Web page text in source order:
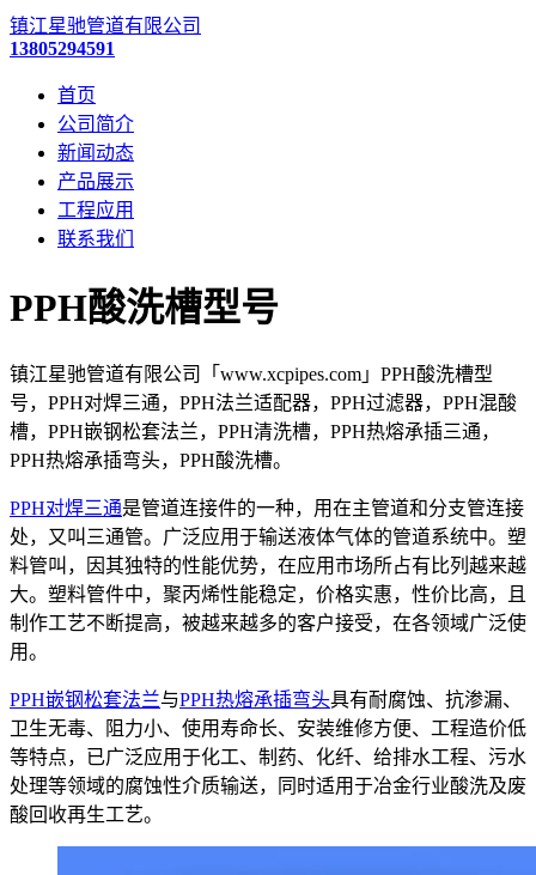
镇江星驰管道有限公司
13805294591
首页
公司简介
新闻动态
产品展示
工程应用
联系我们
PPH酸洗槽型号
镇江星驰管道有限公司「www.xcpipes.com」PPH酸洗槽型
号，PPH对焊三通，PPH法兰适配器，PPH过滤器，PPH混酸
槽，PPH嵌钢松套法兰，PPH清洗槽，PPH热熔承插三通，
PPH热熔承插弯头，PPH酸洗槽。
PPH对焊三通是管道连接件的一种，用在主管道和分支管连接
处，又叫三通管。广泛应用于输送液体气体的管道系统中。塑
料管叫，因其独特的性能优势，在应用市场所占有比列越来越
大。塑料管件中，聚丙烯性能稳定，价格实惠，性价比高，且
制作工艺不断提高，被越来越多的客户接受，在各领域广泛使
用。
PPH嵌钢松套法兰与PPH热熔承插弯头具有耐腐蚀、抗渗漏、
卫生无毒、阻力小、使用寿命长、安装维修方便、工程造价低
等特点，已广泛应用于化工、制药、化纤、给排水工程、污水
处理等领域的腐蚀性介质输送，同时适用于冶金行业酸洗及废
酸回收再生工艺。